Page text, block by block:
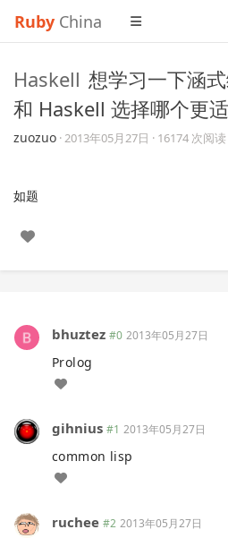
Ruby China
Haskell 想学习一下涵
和 Haskell 选择哪个更
zuozuo ·2013年05月27日 · 16174 次阅读
如题
bhuztez #0 2013年05月27日
Prolog
gihnius #1 2013年05月27日
common lisp
ruchee #2 2013年05月27日